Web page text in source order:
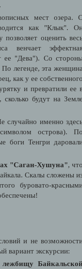
мест озера.
как "Клык".
оценить
венчает
ее "Дева"). Со
легенде, эта
как у ее
и превратили ее
сколько будут на
случайно именно
острова).
боги Тенгри
"Саган-Хушуна",
Скалы сложены
буровато-
и не
вариант экскурсии: